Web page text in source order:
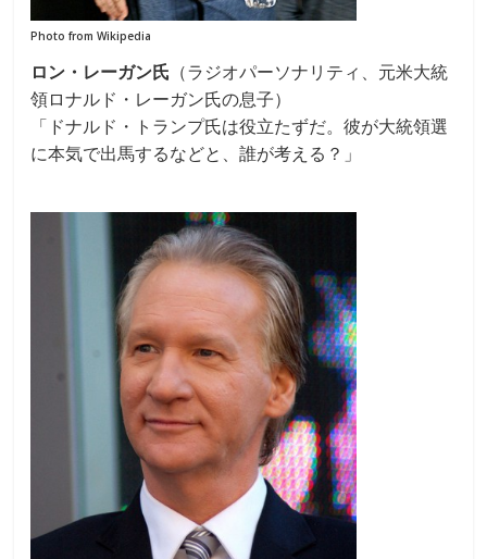
Photo from Wikipedia
ロン・レーガン氏 （ラジオパーソナリティ、元米大統
領ロナルド・レーガン氏の息子）
「ドナルド・トランプ氏は役立たずだ。彼が大統領選
に本気で出馬するなどと、誰が考える？」